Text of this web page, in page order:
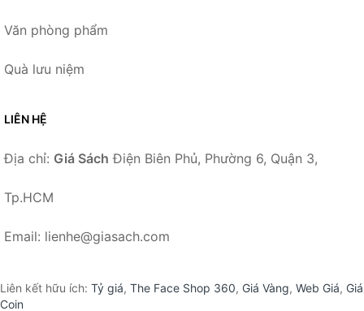
Văn phòng phẩm
Quà lưu niệm
LIÊN HỆ
Địa chỉ: Giá Sách Điện Biên Phủ, Phường 6, Quận 3,
Tp.HCM
Email: lienhe@giasach.com
Liên kết hữu ích: Tỷ giá, The Face Shop 360, Giá Vàng, Web Giá, Giá
Coin